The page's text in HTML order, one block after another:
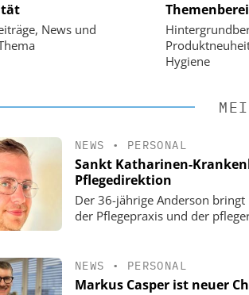
News und
Hygiene
Digitalisierung im
Von digitaler
zur KI-fähigen Steuerung
NEWS • PERSONAL
Sankt Katharinen-
Pflegedirektion
Der 36-jährige Anderson
der Pflegepraxis und der
NEWS • PERSONAL
Markus Casper ist neuer